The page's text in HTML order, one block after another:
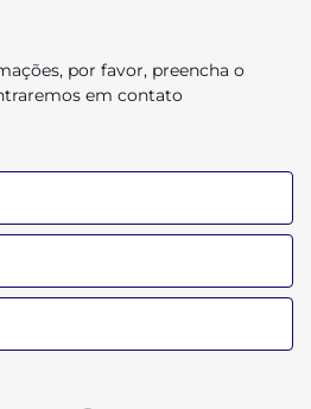
por favor, preencha o
em contato